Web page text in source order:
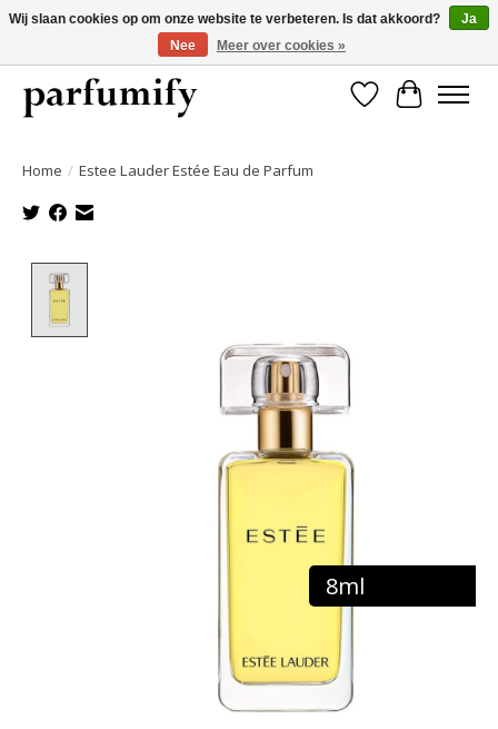
750+ Geuren | Gratis verzending | Maandelijks opzegbaar
Verlanglijst
Home / Estee Lauder Estée Eau de Parfum
8ml
Wij slaan cookies op om onze website te verbeteren. Is dat akkoord?
Ja
Nee
Meer over cookies »